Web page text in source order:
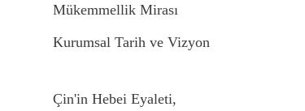
Mükemmellik Mirası
Kurumsal Tarih ve Vizyon
Çin'in Hebei Eyaleti,